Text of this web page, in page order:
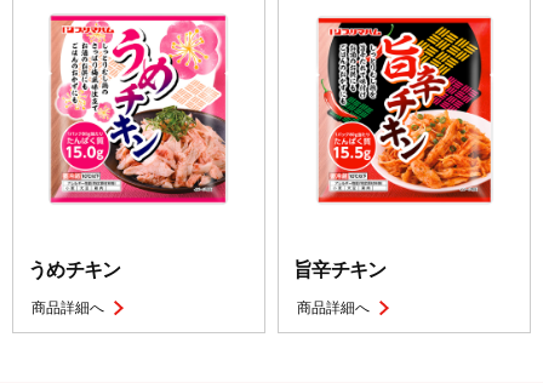
うめチキン
商品詳細へ
旨辛チキン
商品詳細へ